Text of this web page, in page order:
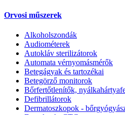
Orvosi műszerek
Alkoholszondák
Audiométerek
Autokláv sterilizátorok
Automata vérnyomásmérők
Betegágyak és tartozékai
Betegörző monitorok
Bőrfertőtlenítők,
Defibrillátorok
Dermatoszkopok -